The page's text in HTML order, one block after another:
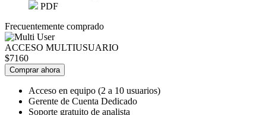
PDF
Frecuentemente comprado
ACCESO MULTIUSUARIO
$7160
Comprar ahora
Acceso en equipo (2 a 10 usuarios)
Gerente de Cuenta Dedicado
Soporte gratuito de analista